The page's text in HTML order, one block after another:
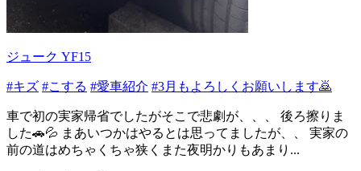
ジューク YF15
#キズ #こする #愛車紹介 #3月もよろしくお願いします🙇
車で初の実家帰省でしたがそこで悲劇が、、、 後ろ擦りま
した🚗💦 まあいつかはやるとは思ってましたが、、 実家の
前の道はめちゃくちゃ狭くまた夜明かりもあまり...